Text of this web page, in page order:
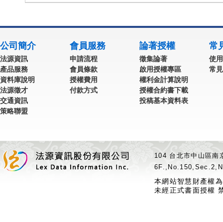
公司簡介
法源資訊
產品服務
資料庫說明
法源徵才
交通資訊
策略聯盟
會員服務
申請流程
會員條款
授權費用
付款方式
論著授權
徵集論著
啟用授權專區
權利金計算說明
授權合約書下載
投稿基本資料表
常
使
常
104 台北市中山區
本網站智慧財產權
未經正式書面授權